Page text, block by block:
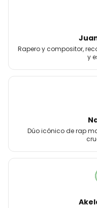
Rapero y compositor,
y
Dúo icónico de rap